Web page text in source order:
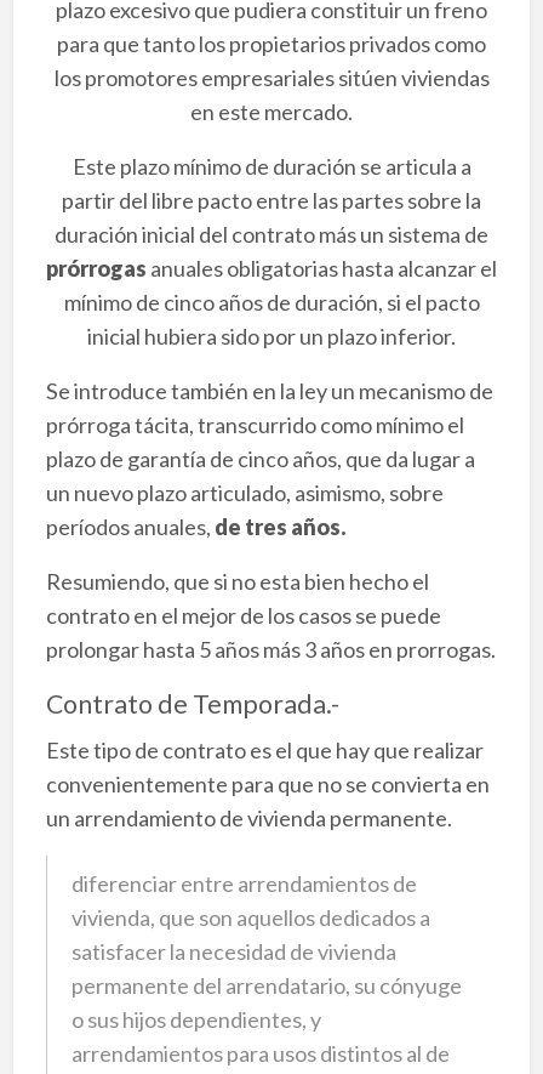
plazo excesivo que pudiera constituir un freno
para que tanto los propietarios privados como
los promotores empresariales sitúen viviendas
en este mercado.
Este plazo mínimo de duración se articula a
partir del libre pacto entre las partes sobre la
duración inicial del contrato más un sistema de
prórrogas anuales obligatorias hasta alcanzar el
mínimo de cinco años de duración, si el pacto
inicial hubiera sido por un plazo inferior.
Se introduce también en la ley un mecanismo de
prórroga tácita, transcurrido como mínimo el
plazo de garantía de cinco años, que da lugar a
un nuevo plazo articulado, asimismo, sobre
períodos anuales, de tres años.
Resumiendo, que si no esta bien hecho el
contrato en el mejor de los casos se puede
prolongar hasta 5 años más 3 años en prorrogas.
Contrato de Temporada.-
Este tipo de contrato es el que hay que realizar
convenientemente para que no se convierta en
un arrendamiento de vivienda permanente.
diferenciar entre arrendamientos de
vivienda, que son aquellos dedicados a
satisfacer la necesidad de vivienda
permanente del arrendatario, su cónyuge
o sus hijos dependientes, y
arrendamientos para usos distintos al de